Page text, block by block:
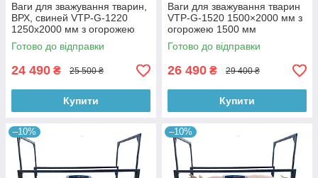
Ваги для зважування тварин,
ВРХ, свиней VTP-G-1220
1250х2000 мм з огорожею
1500 мм (500 кг 1000 кг 2000
кг)
Готово до відправки
24 490 ₴ 25 500 ₴
Купити
Ваги для зважування тварин
VTP-G-1520 1500×2000 мм з
огорожею 1500 мм
Готово до відправки
26 490 ₴ 29 400 ₴
Купити
–10% –10%